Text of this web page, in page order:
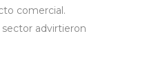
comercial.
advirtieron